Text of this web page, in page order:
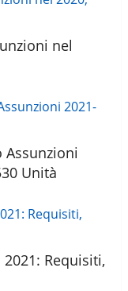
nel
Assunzioni
Unità
Requisiti,